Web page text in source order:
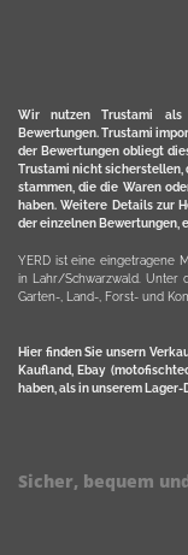
Wir nutzen Trustami als
Bewertungen. Trustami
der Bewertungen obliegt
Trustami nicht sicherstellen,
stammen, die die Waren
haben. Weitere Details zur
der einzelnen Bewertungen,
YERD ist eine eingetragene
in Lahr/Schwarzwald. Unter
Garten-, Land-, Forst- und
Hier finden Sie unsern
Kaufland, Ebay
haben, als in unserem
Sicher, bequem